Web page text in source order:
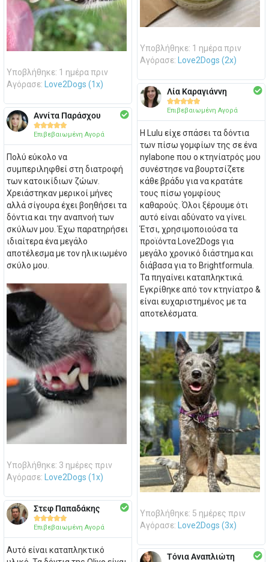
Υποβλήθηκε: 1 ημέρα πριν
Αγόρασε:
Love2Dogs (1x)
Αννίτα Παράσχου

Επιβεβαιωμένη Αγορά
Πολύ εύκολο να
συμπεριληφθεί στη διατροφή
των κατοικίδιων ζώων.
Χρειάστηκαν μερικοί μήνες
αλλά σίγουρα έχει βοηθήσει τα
δόντια και την αναπνοή των
σκύλων μου. Έχω παρατηρήσει
ιδιαίτερα ένα μεγάλο
αποτέλεσμα με τον ηλικιωμένο
σκύλο μου.
Υποβλήθηκε: 3 ημέρες πριν
Αγόρασε:
Love2Dogs (1x)
Στεφ Παπαδάκης

Επιβεβαιωμένη Αγορά
Αυτό είναι καταπληκτικό
Υποβλήθηκε: 1 ημέρα πριν
Αγόρασε:
Love2Dogs (2x)
Λία Καραγιάννη

Επιβεβαιωμένη Αγορά
Η Lulu είχε σπάσει τα δόντια
των πίσω γομφίων της σε ένα
nylabone που ο κτηνίατρός μου
συνέστησε να βουρτσίζετε
κάθε βράδυ για να κρατάτε
τους πίσω γομφίους
καθαρούς. Όλοι ξέρουμε ότι
αυτό είναι αδύνατο να γίνει.
Έτσι, χρησιμοποιούσα τα
προϊόντα Love2Dogs για
μεγάλο χρονικό διάστημα και
διάβασα για το Brightformula.
Τα πηγαίνει καταπληκτικά.
Εγκρίθηκε από τον κτηνίατρο &
είναι ευχαριστημένος με τα
αποτελέσματα.
Υποβλήθηκε: 5 ημέρες πριν
Αγόρασε:
Love2Dogs (3x)
Τόνια Αναπλιώτη